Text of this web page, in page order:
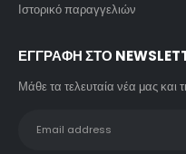
Ιστορικό παραγγελιών
ΕΓΓΡΑΦΗ ΣΤΟ
Μάθε τα τελευταία νέα μας και